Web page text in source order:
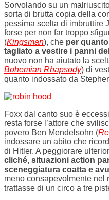
Sorvolando su un
sorta di brutta copia della
pessima scelta di imbruttire
forse per non far troppo
(Kingsman), che per
tagliato a vestire i panni
nuovo non ha aiutato la
Bohemian Rhapsody) di
quanto indossato da
Foxx dal canto suo è
resta forse l’attore che
povero Ben Mendelsohn (
indossare un abito che
di Hitler. A peggiorare
cliché, situazioni action
sceneggiatura coatta e
meno consapevolmente nel
trattasse di un circo a tre